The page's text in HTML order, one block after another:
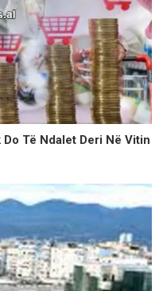
Të Ndalet Deri Në Vitin